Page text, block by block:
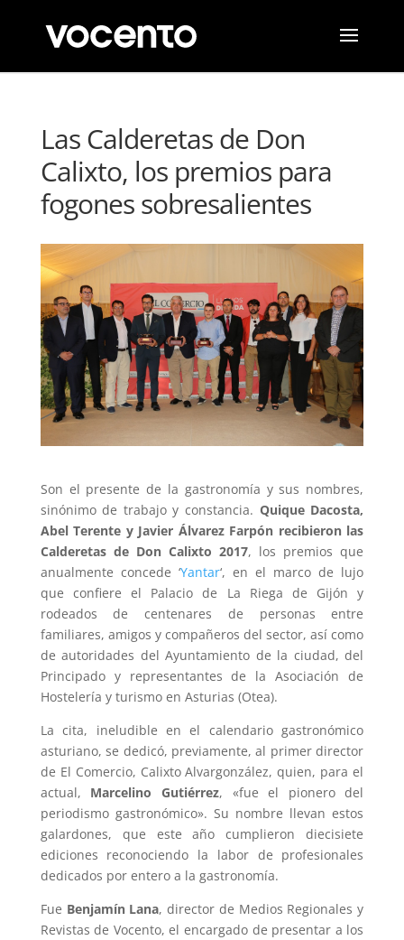
Las Calderetas de Don
Calixto, los premios para
fogones sobresalientes
Son el presente de la gastronomía y sus nombres,
sinónimo de trabajo y constancia. Quique Dacosta,
Abel Terente y Javier Álvarez Farpón recibieron las
Calderetas de Don Calixto 2017, los premios que
anualmente concede ‘Yantar‘, en el marco de lujo
que confiere el Palacio de La Riega de Gijón y
rodeados de centenares de personas entre
familiares, amigos y compañeros del sector, así como
de autoridades del Ayuntamiento de la ciudad, del
Principado y representantes de la Asociación de
Hostelería y turismo en Asturias (Otea).
La cita, ineludible en el calendario gastronómico
asturiano, se dedicó, previamente, al primer director
de El Comercio, Calixto Alvargonzález, quien, para el
actual, Marcelino Gutiérrez, «fue el pionero del
periodismo gastronómico». Su nombre llevan estos
galardones, que este año cumplieron diecisiete
ediciones reconociendo la labor de profesionales
dedicados por entero a la gastronomía.
Fue Benjamín Lana, director de Medios Regionales y
Revistas de Vocento, el encargado de presentar a los